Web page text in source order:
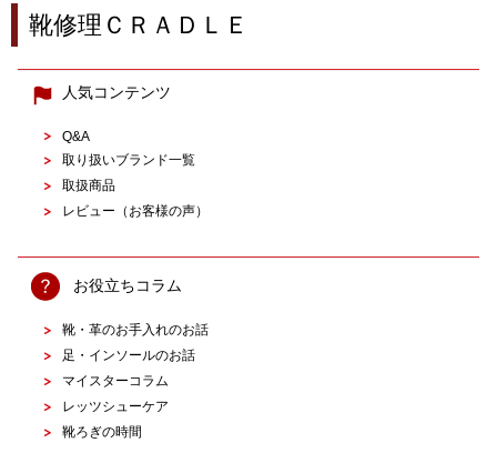
靴修理ＣＲＡＤＬＥ
人気コンテンツ
Q&A
取り扱いブランド一覧
取扱商品
レビュー（お客様の声）
お役立ちコラム
靴・革のお手入れのお話
足・インソールのお話
マイスターコラム
レッツシューケア
靴ろぎの時間